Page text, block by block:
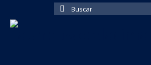
Buscar